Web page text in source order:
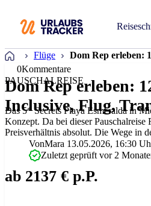
Startseite
Flüge
Dom Rep erleben:
0Kommentare
PAUSCHALREISE
Dom Rep erleben:
Inclusive, Flug,
Das 5* Secrets Playa Esmeralda in
Konzept. Da bei dieser
Preisverhältnis absolut. Die Wege in
ruhige Infinity Pool jeden T…
VonMara 13.05.2026, 16:30
Zuletzt geprüft vor 2
ab 2137 € p.P.